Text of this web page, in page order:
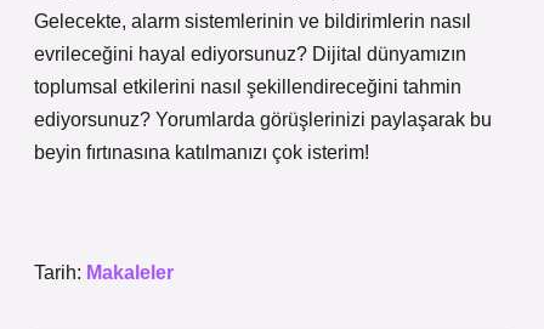
Gelecekte, alarm sistemlerinin ve bildirimlerin nasıl
evrileceğini hayal ediyorsunuz? Dijital dünyamızın
toplumsal etkilerini nasıl şekillendireceğini tahmin
ediyorsunuz? Yorumlarda görüşlerinizi paylaşarak bu
beyin fırtınasına katılmanızı çok isterim!
Tarih: Makaleler